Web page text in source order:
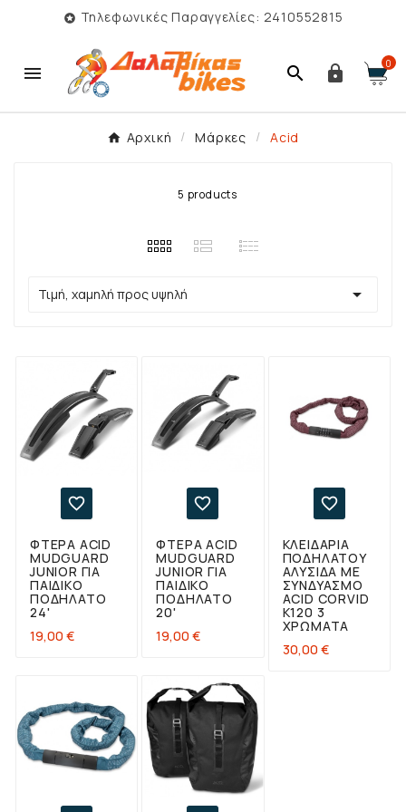
 Τηλεφωνικές Παραγγελίες: 2410552815
   0
Αρχική Μάρκες Acid
5 products
Τιμή, χαμηλή προς υψηλή 

ΦΤΕΡΆ ACID
MUDGUARD
JUNIOR ΓΙΑ
ΠΑΙΔΙΚΌ
ΠΟΔΉΛΑΤΟ
24'
19,00 €

ΦΤΕΡΆ ACID
MUDGUARD
JUNIOR ΓΙΑ
ΠΑΙΔΙΚΌ
ΠΟΔΉΛΑΤΟ
20'
19,00 €

ΚΛΕΙΔΑΡΙΆ
ΠΟΔΗΛΆΤΟΥ
ΑΛΥΣΊΔΑ ΜΕ
ΣΥΝΔΥΑΣΜΌ
ACID CORVID
Κ120 3
ΧΡΏΜΑΤΑ
30,00 €